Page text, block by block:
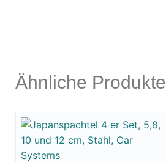
Ähnliche Produkte